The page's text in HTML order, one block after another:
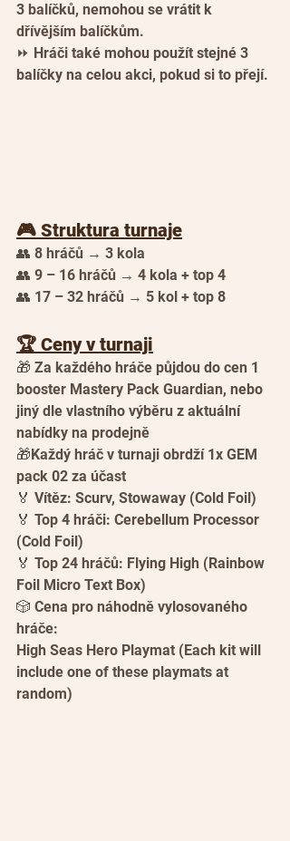
3 balíčků, nemohou se vrátit k
dřívějším balíčkům.
⏩ Hráči také mohou použít stejné 3
balíčky na celou akci, pokud si to přejí.
🎮 Struktura turnaje
👥 8 hráčů → 3 kola
👥 9 – 16 hráčů → 4 kola + top 4
👥 17 – 32 hráčů → 5 kol + top 8
🏆 Ceny v turnaji
🎁 Za každého hráče půjdou do cen 1
booster Mastery Pack Guardian, nebo
jiný dle vlastního výběru z aktuální
nabídky na prodejně
🎁Každý hráč v turnaji obrdží 1x GEM
pack 02 za účast
🏅 Vítěz: Scurv, Stowaway (Cold Foil)
🏅 Top 4 hráči: Cerebellum Processor
(Cold Foil)
🏅 Top 24 hráčů: Flying High (Rainbow
Foil Micro Text Box)
🎲 Cena pro náhodně vylosovaného
hráče:
High Seas Hero Playmat (Each kit will
include one of these playmats at
random)